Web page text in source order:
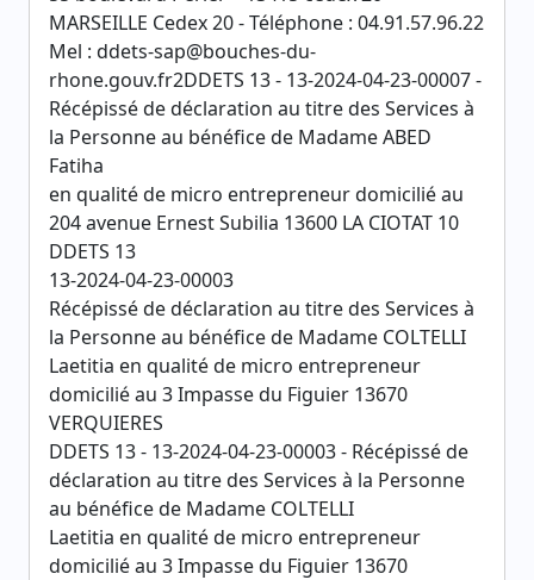
MARSEILLE Cedex 20 - Téléphone : 04.91.57.96.22
Mel : ddets-sap@bouches-du-
rhone.gouv.fr2DDETS 13 - 13-2024-04-23-00007 -
Récépissé de déclaration au titre des Services à
la Personne au bénéfice de Madame ABED
Fatiha
en qualité de micro entrepreneur domicilié au
204 avenue Ernest Subilia 13600 LA CIOTAT 10
DDETS 13
13-2024-04-23-00003
Récépissé de déclaration au titre des Services à
la Personne au bénéfice de Madame COLTELLI
Laetitia en qualité de micro entrepreneur
domicilié au 3 Impasse du Figuier 13670
VERQUIERES
DDETS 13 - 13-2024-04-23-00003 - Récépissé de
déclaration au titre des Services à la Personne
au bénéfice de Madame COLTELLI
Laetitia en qualité de micro entrepreneur
domicilié au 3 Impasse du Figuier 13670